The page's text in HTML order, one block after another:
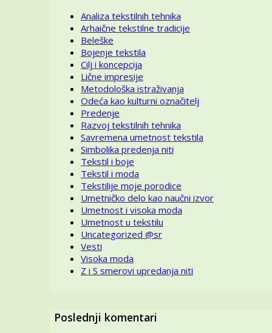
Analiza tekstilnih tehnika
Arhaične tekstilne tradicije
Beleške
Bojenje tekstila
Cilj i koncepcija
Lične impresije
Metodološka istraživanja
Odeća kao kulturni označitelj
Predenje
Razvoj tekstilnih tehnika
Savremena umetnost tekstila
Simbolika predenja niti
Tekstil i boje
Tekstil i moda
Tekstilije moje porodice
Umetničko delo kao naučni izvor
Umetnost i visoka moda
Umetnost u tekstilu
Uncategorized @sr
Vesti
Visoka moda
Z i S smerovi upredanja niti
Poslednji komentari